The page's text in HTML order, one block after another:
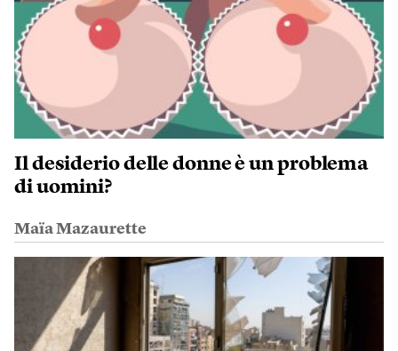
Il desiderio delle donne è un problema
di uomini?
Maïa Mazaurette